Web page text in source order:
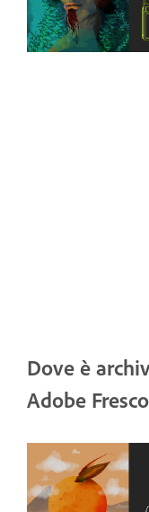
Dove è
Adobe